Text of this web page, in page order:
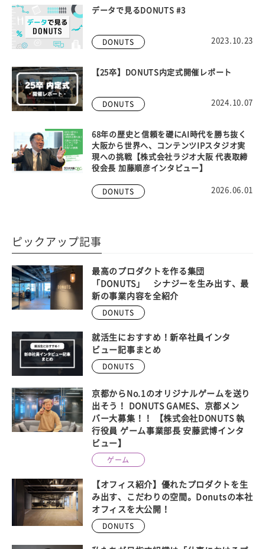
DONUTS 2023.10.23
データで見るDONUTS #3
DONUTS 2024.10.07
【25卒】DONUTS内定式開催レポート
DONUTS 2026.06.01
68年の歴史と信頼を礎にAI時代を勝ち抜く
大阪から世界へ、コンテンツIPスタジオ実
現への挑戦【株式会社ラジオ大阪 代表取締
役会長 加藤順彦インタビュー】
ピックアップ記事
最高のプロダクトを作る集団
「DONUTS」 シナジーを生み出す、最
新の事業内容を全紹介
DONUTS
就活生におすすめ！新卒社員インタ
ビュー記事まとめ
DONUTS
京都からNo.1のオリジナルゲームを送り
出そう！ DONUTS GAMES、京都メン
バー大募集！！ 【株式会社DONUTS 執
行役員 ゲーム事業部長 安藤武博インタ
ビュー】
ゲーム
【オフィス紹介】優れたプロダクトを生
み出す、こだわりの空間。Donutsの本社
オフィスを大公開！
DONUTS